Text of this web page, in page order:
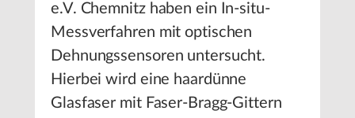
e.V. Chemnitz haben ein In-situ-
Messverfahren mit optischen
Dehnungssensoren untersucht.
Hierbei wird eine haardünne
Glasfaser mit Faser-Bragg-Gittern